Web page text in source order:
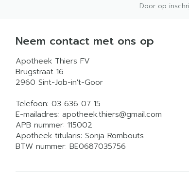
Door op
Neem contact met ons op
Apotheek Thiers FV
Brugstraat 16
2960 Sint-Job-in't-Goor
Telefoon: 03 636 07 15
E-mailadres: apotheek.thiers@gmail.com
APB nummer: 115002
Apotheek titularis: Sonja Rombouts
BTW nummer: BE0687035756